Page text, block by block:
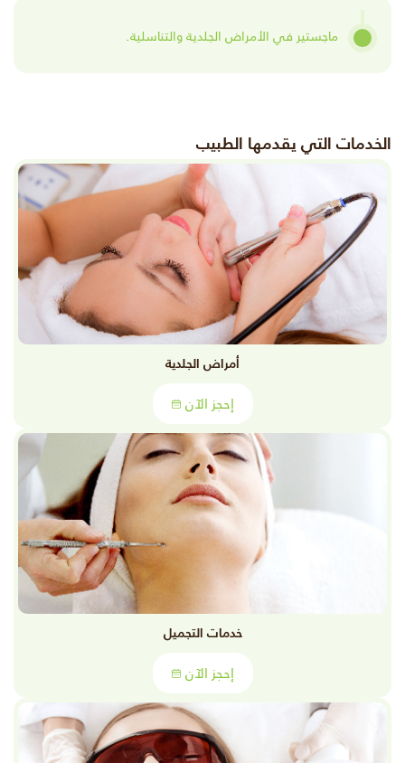
ماجستير في الأمراض الجلدية والتناسلية.
الخدمات التي يقدمها الطبيب
أمراض الجلدية
إحجز الآن
خدمات التجميل
إحجز الآن